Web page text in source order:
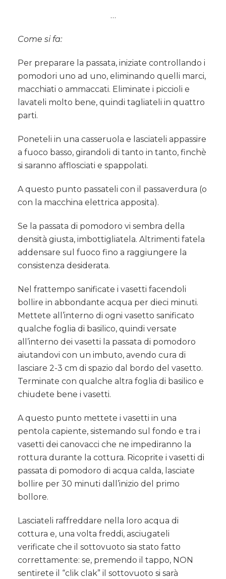
…
Come si fa:
Per preparare la passata, iniziate controllando i
pomodori uno ad uno, eliminando quelli marci,
macchiati o ammaccati. Eliminate i piccioli e
lavateli molto bene, quindi tagliateli in quattro
parti.
Poneteli in una casseruola e lasciateli appassire
a fuoco basso, girandoli di tanto in tanto, finchè
si saranno afflosciati e spappolati.
A questo punto passateli con il passaverdura (o
con la macchina elettrica apposita).
Se la passata di pomodoro vi sembra della
densità giusta, imbottigliatela. Altrimenti fatela
addensare sul fuoco fino a raggiungere la
consistenza desiderata.
Nel frattempo sanificate i vasetti facendoli
bollire in abbondante acqua per dieci minuti.
Mettete all’interno di ogni vasetto sanificato
qualche foglia di basilico, quindi versate
all’interno dei vasetti la passata di pomodoro
aiutandovi con un imbuto, avendo cura di
lasciare 2-3 cm di spazio dal bordo del vasetto.
Terminate con qualche altra foglia di basilico e
chiudete bene i vasetti.
A questo punto mettete i vasetti in una
pentola capiente, sistemando sul fondo e tra i
vasetti dei canovacci che ne impediranno la
rottura durante la cottura. Ricoprite i vasetti di
passata di pomodoro di acqua calda, lasciate
bollire per 30 minuti dall’inizio del primo
bollore.
Lasciateli raffreddare nella loro acqua di
cottura e, una volta freddi, asciugateli
verificate che il sottovuoto sia stato fatto
correttamente: se, premendo il tappo, NON
sentirete il “clik clak” il sottovuoto si sarà